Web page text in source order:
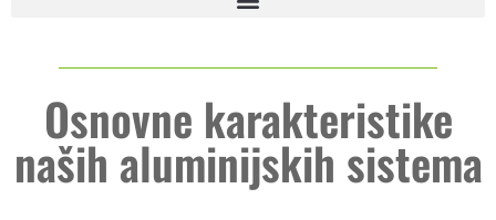
Osnovne karakteristike
naših aluminijskih sistema